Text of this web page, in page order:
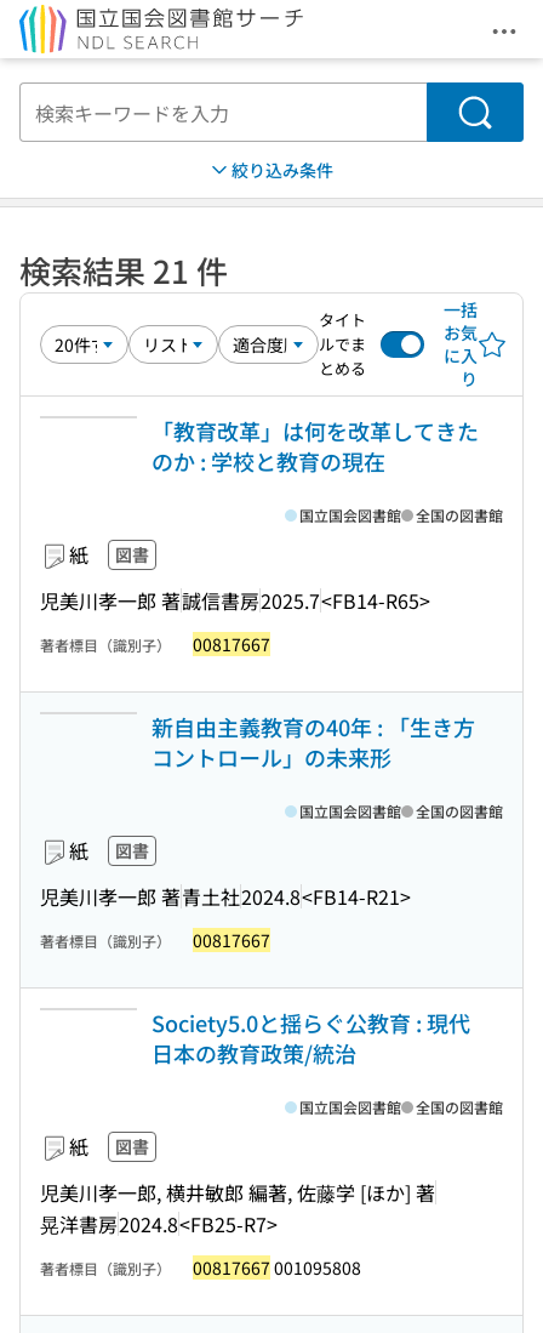
メ
検索
絞り込み条件
検索結果 21 件
タイト
ルでま
とめる
一括
お気
に入
り
「教育改革」は何を改革してきた
のか : 学校と教育の現在
紙 図書
児美川孝一郎 著誠信書房2025.7<FB14-R65>
国立国会図書館 全国の図書館
著者標目（識別子） 00817667
新自由主義教育の40年 : 「生き方
コントロール」の未来形
紙 図書
児美川孝一郎 著青土社2024.8<FB14-R21>
国立国会図書館 全国の図書館
著者標目（識別子） 00817667
Society5.0と揺らぐ公教育 : 現代
日本の教育政策/統治
紙 図書
児美川孝一郎, 横井敏郎 編著, 佐藤学 [ほか] 著
晃洋書房2024.8<FB25-R7>
国立国会図書館 全国の図書館
著者標目（識別子） 00817667 001095808